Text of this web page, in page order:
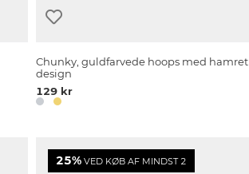
Chunky, guldfarvede hoops med hamret
design
129 kr
25% VED KØB AF MINDST 2